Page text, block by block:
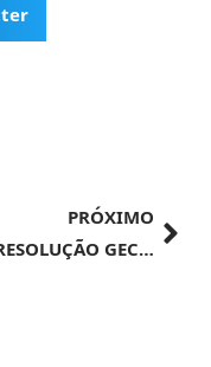
PRÓXIMO
RESOLUÇÃO GECEX Nº 627, DE 8 DE AGOSTO DE 2024